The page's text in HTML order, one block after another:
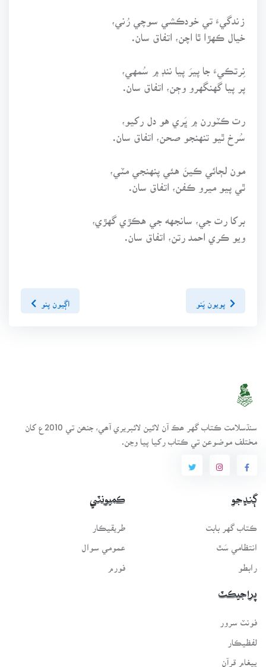
زندگيءَ تي خودڪشي سوچي رُني،
خيال ڪهڙا ٿا اچن، اتفاق سان.
نِرتڪيءَ جا پيرَ پيا ننڊ ۾ سُمهي،
پر پيا گهنگهرو وڄن، اتفاق سان.
رت ڪٽورن ۾ ڀَري هو دل رکيو،
سُرخ ٿيو تنهنجو صحن، اتفاق سان.
مون لڄائي ڪينَ هئي پنهنجي مٽي،
ٿي پيو ميرو ڪفن، اتفاق سان.
برکا رت جي، سانجهه جي هڪڙي گهڙي،
ويو ڪري احمد رتن، اتفاق سان.
اڳيون پنو
سنڌسلامت ڪتاب گهر ھڪ آن لائين لائبريري آھي، جنھن تي 2010ع کان
مختلف موضوعن تي ڪتاب رکيا پيا وڃن.
ڳنڍجو
ڪتاب گهر بابت
انتظامي سَٿ
رابطو
ڪميونٽي
طريقيڪار
عمومي سوال
فورم
پراجيڪٽ
فونٽ سرور
لفظيڪار
پيغامِ قرآن